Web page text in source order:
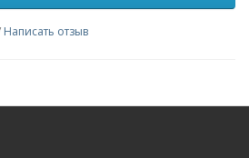
Написать отзыв